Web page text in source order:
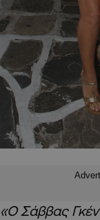
«Ο Σάββας